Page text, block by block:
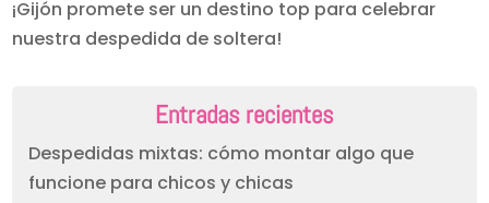
¡Gijón promete ser un destino top para celebrar
nuestra despedida de soltera!
Entradas recientes
Despedidas mixtas: cómo montar algo que
funcione para chicos y chicas